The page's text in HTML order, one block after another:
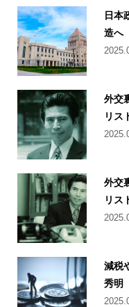
日本
造へ
外交
リス
外交
リス
減税
秀明